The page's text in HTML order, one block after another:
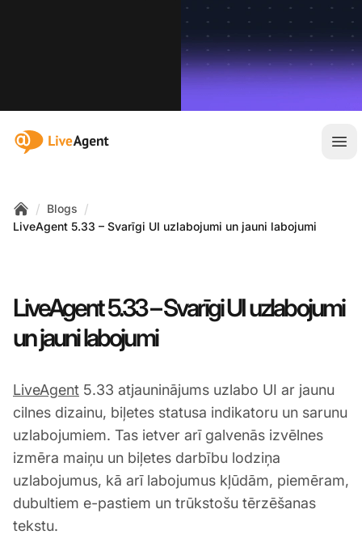
:site.title
Home
/ Blogs /
LiveAgent 5.33 – Svarīgi UI uzlabojumi un jauni labojumi
LiveAgent 5.33 – Svarīgi UI uzlabojumi
un jauni labojumi
LiveAgent 5.33 atjauninājums uzlabo UI ar jaunu
cilnes dizainu, biļetes statusa indikatoru un sarunu
uzlabojumiem. Tas ietver arī galvenās izvēlnes
izmēra maiņu un biļetes darbību lodziņa
uzlabojumus, kā arī labojumus kļūdām, piemēram,
dubultiem e-pastiem un trūkstošu tērzēšanas
tekstu.